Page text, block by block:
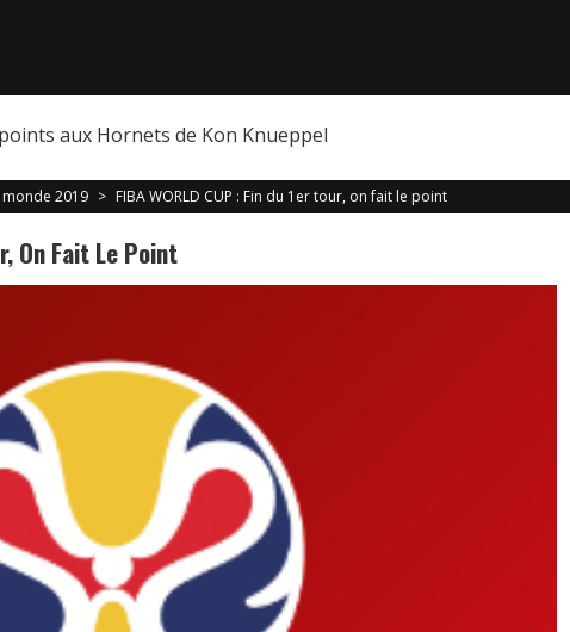
aux Hornets de Kon Knueppel
2019 > FIBA WORLD CUP : Fin du 1er tour, on fait le point
On Fait Le Point